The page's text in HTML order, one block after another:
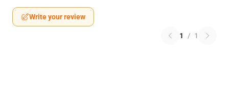
Write your review
1 / 1